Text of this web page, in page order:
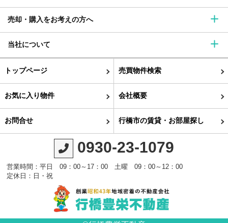
売却・購入をお考えの方へ
当社について
トップページ 売買物件検索
お気に入り物件 会社概要
お問合せ 行橋市の賃貸・お部屋探し
0930-23-1079
営業時間：平日 09：00～17：00 土曜 09：00～12：00
定休日：日・祝